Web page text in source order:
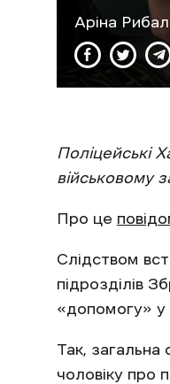
Аріна
Поліцейські
військовому
Про це
Слідством
підрозділів
«допомогу» у
Так,
чоловіку про